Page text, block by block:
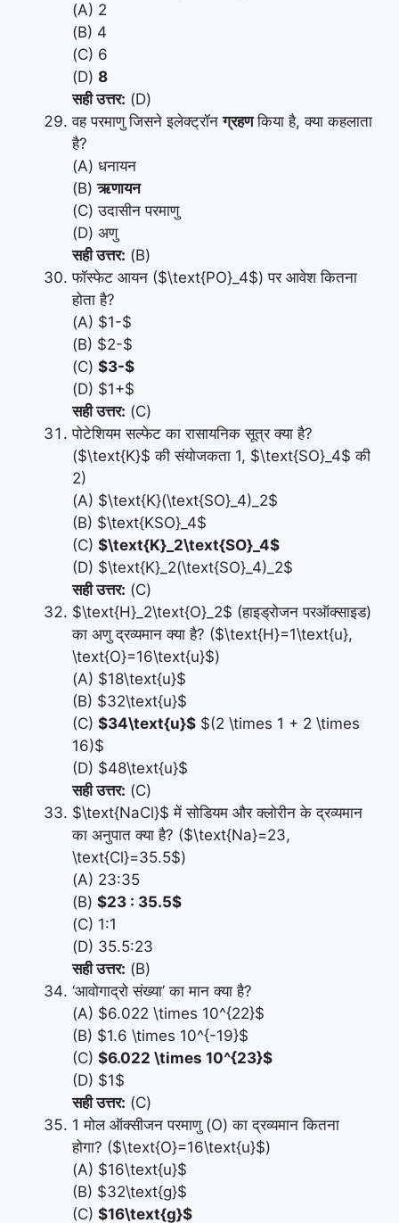
(A) 2
(B) 4
(C) 6
(D) 8
सही उत्तर: (D)
वह परमाणु जिसने इलेक्ट्रॉनग्रहणकिया है, क्या कहलाता
है?
(A) धनायन
(B)ऋणायन
(C) उदासीन परमाणु
(D) अणु
सही उत्तर: (B)
फॉस्फेट आयन ($\text{PO}_4$) पर आवेश कितना
होता है?
(A) $1-$
(B) $2-$
(C) $3-$
(D) $1+$
सही उत्तर: (C)
पोटेशियम सल्फेट का रासायनिक सूत्र क्या है?
($\text{K}$ की संयोजकता 1, $\text{SO}_4$ की
2)
(A) $\text{K}(\text{SO}_4)_2$
(B) $\text{KSO}_4$
(C) $\text{K}_2\text{SO}_4$
(D) $\text{K}_2(\text{SO}_4)_2$
सही उत्तर: (C)
$\text{H}_2\text{O}_2$ (हाइड्रोजन परऑक्साइड)
का अणु द्रव्यमान क्या है? ($\text{H}=1\text{u},
\text{O}=16\text{u}$)
(A) $18\text{u}$
(B) $32\text{u}$
(C) $34\text{u}$ $(2 \times 1 + 2 \times
16)$
(D) $48\text{u}$
सही उत्तर: (C)
$\text{NaCl}$ में सोडियम और क्लोरीन के द्रव्यमान
का अनुपात क्या है? ($\text{Na}=23,
\text{Cl}=35.5$)
(A) 23:35
(B) $23 : 35.5$
(C) 1:1
(D) 35.5:23
सही उत्तर: (B)
‘आवोगाद्रो संख्या’ का मान क्या है?
(A) $6.022 \times 10^{22}$
(B) $1.6 \times 10^{-19}$
(C) $6.022 \times 10^{23}$
(D) $1$
सही उत्तर: (C)
1 मोल ऑक्सीजन परमाणु (O) का द्रव्यमान कितना
होगा? ($\text{O}=16\text{u}$)
(A) $16\text{u}$
(B) $32\text{g}$
(C) $16\text{g}$